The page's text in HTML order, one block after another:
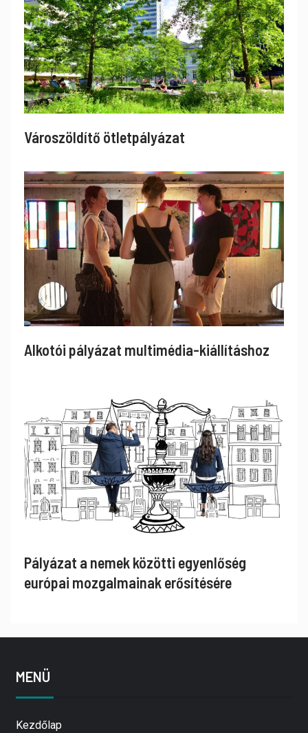
Városzöldítő ötletpályázat
Alkotói pályázat multimédia-kiállításhoz
Pályázat a nemek közötti egyenlőség
európai mozgalmainak erősítésére
MENÜ
Kezdőlap